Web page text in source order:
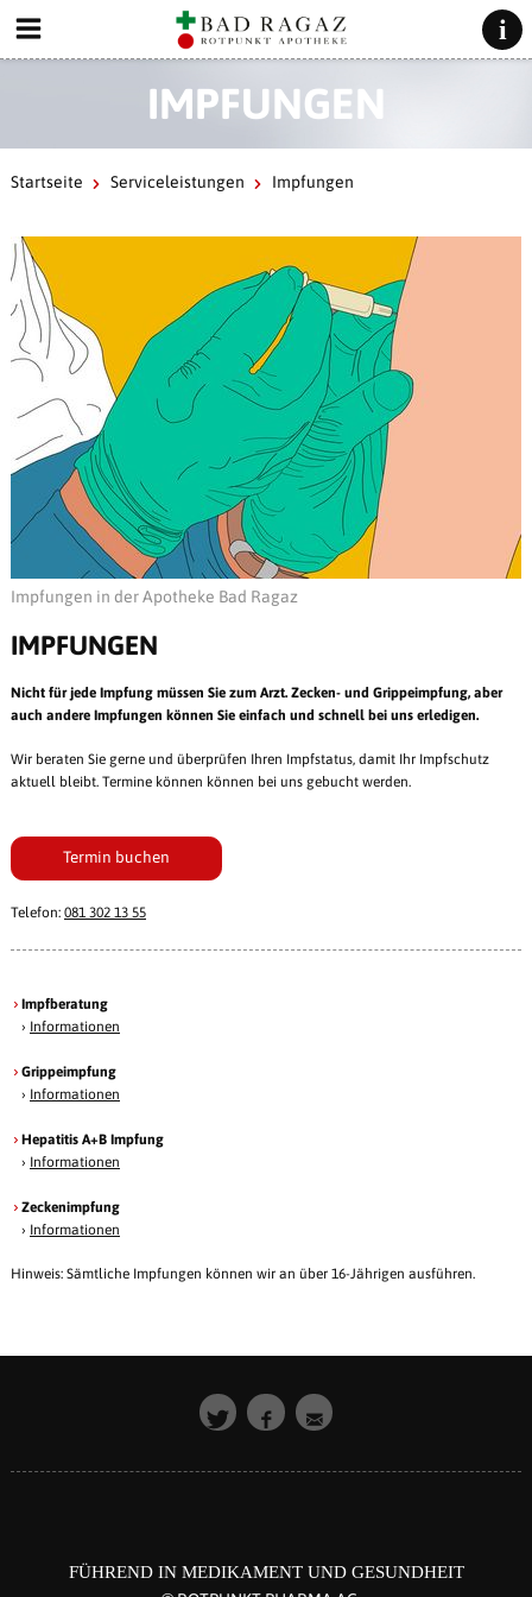
IMPFUNGEN
Startseite Serviceleistungen Impfungen
Impfungen in der Apotheke Bad Ragaz
IMPFUNGEN
Nicht für jede Impfung müssen Sie zum Arzt. Zecken- und Grippeimpfung, aber
auch andere Impfungen können Sie einfach und schnell bei uns erledigen.
Wir beraten Sie gerne und überprüfen Ihren Impfstatus, damit Ihr Impfschutz
aktuell bleibt. Termine können können bei uns gebucht werden.
Termin buchen
Telefon: 081 302 13 55
Impfberatung
› Informationen
Grippeimpfung
› Informationen
Hepatitis A+B Impfung
› Informationen
Zeckenimpfung
› Informationen
Hinweis: Sämtliche Impfungen können wir an über 16-Jährigen ausführen.
FÜHREND IN MEDIKAMENT UND GESUNDHEIT